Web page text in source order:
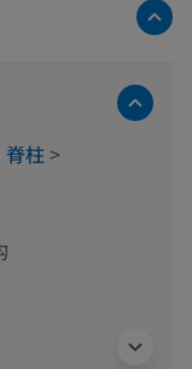
脊柱>